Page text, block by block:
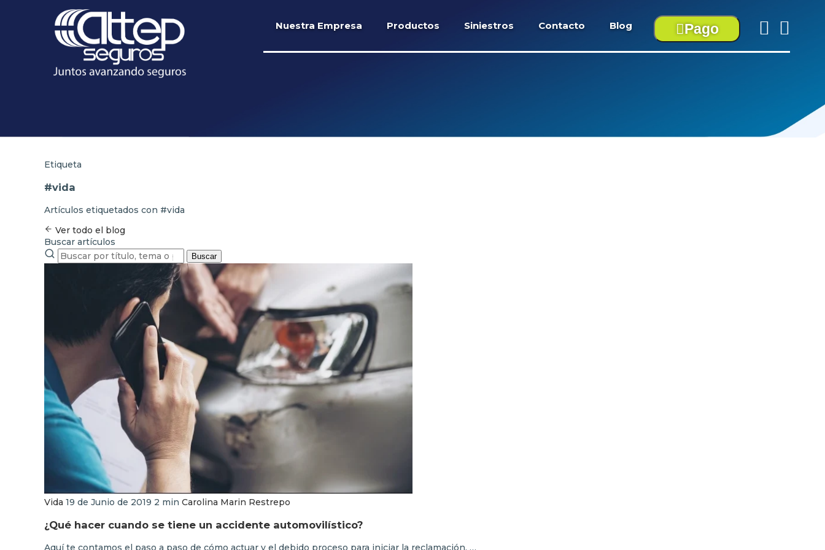
Nuestra Empresa Productos Siniestros Contacto Blog Pago
Etiqueta
#vida
Artículos etiquetados con #vida
Ver todo el blog
Buscar artículos
Buscar
Vida 19 de Junio de 2019 2 min Carolina Marin Restrepo
¿Qué hacer cuando se tiene un accidente automovilístico?
Aquí te contamos el paso a paso de cómo actuar y el debido proceso para iniciar la reclamación. …